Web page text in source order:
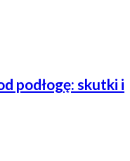
podłogę: skutki i